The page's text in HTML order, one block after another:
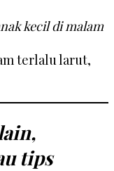
kecil di malam
terlalu larut,
tips